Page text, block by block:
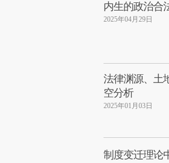
内生的政治合
2025年04月29日
法律渊源、土
空分析
2025年01月03日
制度变迁理论